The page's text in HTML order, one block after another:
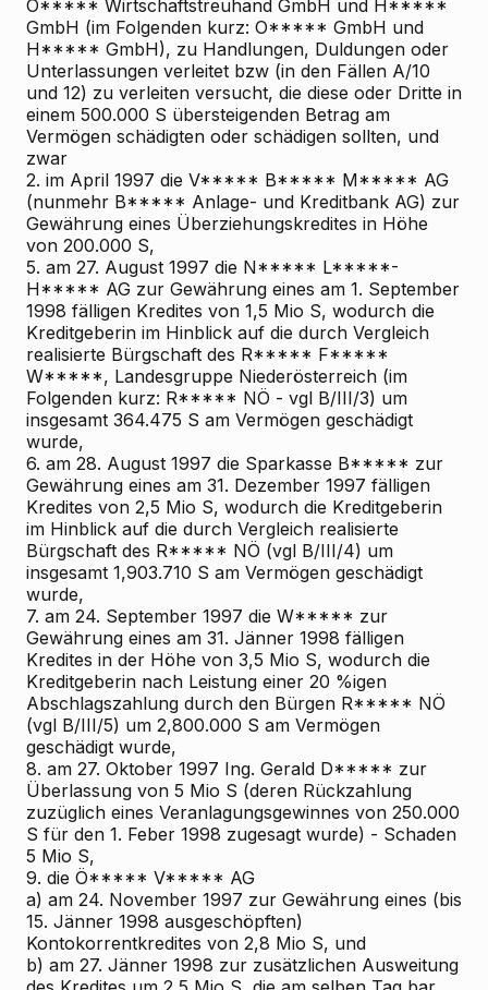
O***** Wirtschaftstreuhand GmbH und H*****
GmbH (im Folgenden kurz: O***** GmbH und
H***** GmbH), zu Handlungen, Duldungen oder
Unterlassungen verleitet bzw (in den Fällen A/10
und 12) zu verleiten versucht, die diese oder Dritte in
einem 500.000 S übersteigenden Betrag am
Vermögen schädigten oder schädigen sollten, und
zwar
2. im April 1997 die V***** B***** M***** AG
(nunmehr B***** Anlage- und Kreditbank AG) zur
Gewährung eines Überziehungskredites in Höhe
von 200.000 S,
5. am 27. August 1997 die N***** L*****-
H***** AG zur Gewährung eines am 1. September
1998 fälligen Kredites von 1,5 Mio S, wodurch die
Kreditgeberin im Hinblick auf die durch Vergleich
realisierte Bürgschaft des R***** F*****
W*****, Landesgruppe Niederösterreich (im
Folgenden kurz: R***** NÖ - vgl B/III/3) um
insgesamt 364.475 S am Vermögen geschädigt
wurde,
6. am 28. August 1997 die Sparkasse B***** zur
Gewährung eines am 31. Dezember 1997 fälligen
Kredites von 2,5 Mio S, wodurch die Kreditgeberin
im Hinblick auf die durch Vergleich realisierte
Bürgschaft des R***** NÖ (vgl B/III/4) um
insgesamt 1,903.710 S am Vermögen geschädigt
wurde,
7. am 24. September 1997 die W***** zur
Gewährung eines am 31. Jänner 1998 fälligen
Kredites in der Höhe von 3,5 Mio S, wodurch die
Kreditgeberin nach Leistung einer 20 %igen
Abschlagszahlung durch den Bürgen R***** NÖ
(vgl B/III/5) um 2,800.000 S am Vermögen
geschädigt wurde,
8. am 27. Oktober 1997 Ing. Gerald D***** zur
Überlassung von 5 Mio S (deren Rückzahlung
zuzüglich eines Veranlagungsgewinnes von 250.000
S für den 1. Feber 1998 zugesagt wurde) - Schaden
5 Mio S,
9. die Ö***** V***** AG
a) am 24. November 1997 zur Gewährung eines (bis
15. Jänner 1998 ausgeschöpften)
Kontokorrentkredites von 2,8 Mio S, und
b) am 27. Jänner 1998 zur zusätzlichen Ausweitung